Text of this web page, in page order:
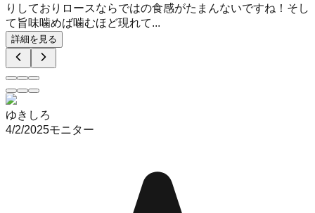
りしておりロースならではの食感がたまんないですね！そし
て旨味噛めば噛むほど現れて...
詳細を見る
ゆきしろ
4/2/2025モニター